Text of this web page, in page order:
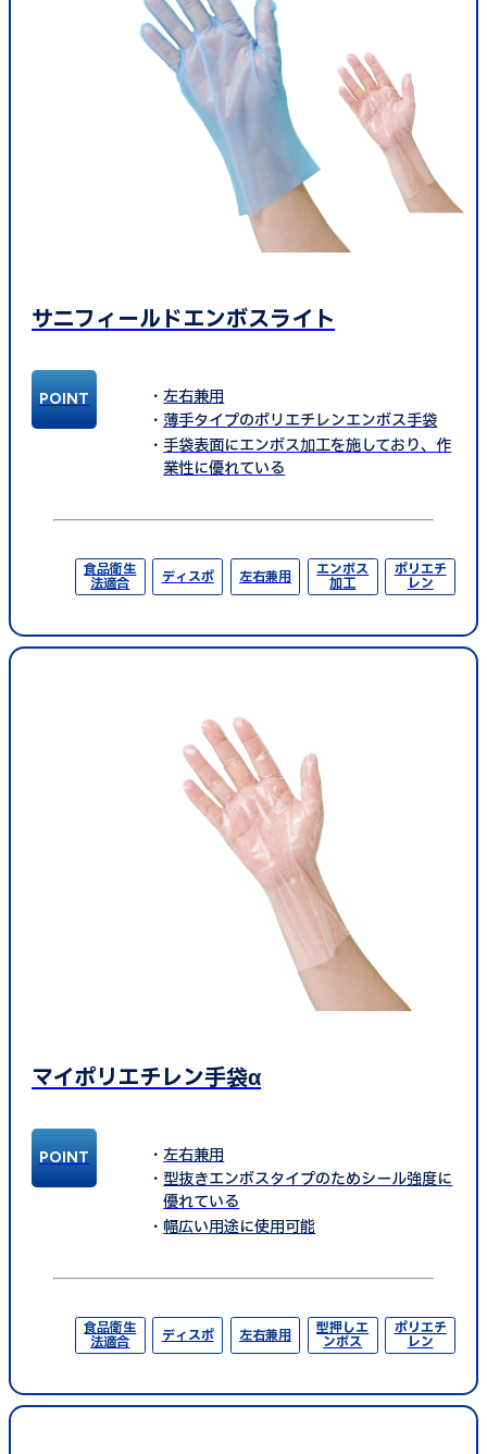
サニフィールドエンボスライト
左右兼用
薄手タイプのポリエチレンエンボス手袋
手袋表面にエンボス加工を施しており、作
業性に優れている
食品衛生
法適合 ディスポ 左右兼用 エンボス
加工
ポリエチ
レン
マイポリエチレン手袋α
左右兼用
型抜きエンボスタイプのためシール強度に
優れている
幅広い用途に使用可能
食品衛生
法適合 ディスポ 左右兼用 型押しエ
ンボス
ポリエチ
レン